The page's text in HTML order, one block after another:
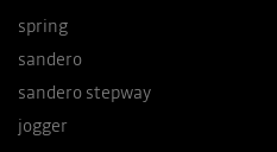
spring
sandero
sandero stepway
jogger